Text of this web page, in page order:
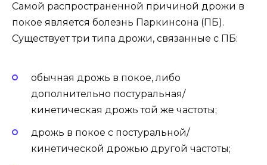
Самой распространенной причиной дрожи в
покое является болезнь Паркинсона (ПБ).
Существует три типа дрожи, связанные с ПБ:
обычная дрожь в покое, либо
дополнительно постуральная/
кинетическая дрожь той же частоты;
дрожь в покое с постуральной/
кинетической дрожью другой частоты;